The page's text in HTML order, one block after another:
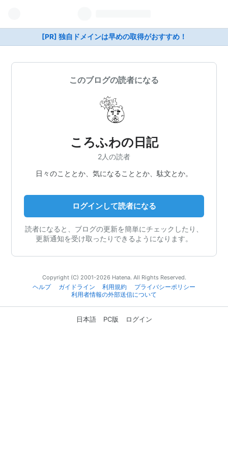
[PR] 独自ドメインは早めの取得がおすすめ！
このブログの読者になる
ころふわの日記
2人の読者
日々のこととか、気になることとか、駄文とか。
ログインして読者になる
読者になると、ブログの更新を簡単にチェックしたり、
更新通知を受け取ったりできるようになります。
Copyright (C) 2001-2026 Hatena. All Rights Reserved.
ヘルプ
ガイドライン 利用規約
プライバシーポリシー
利用者情報の外部送信について
日本語 PC版 ログイン